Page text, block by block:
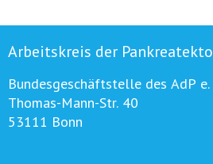
Arbeitskreis der
Bundesgeschäftstelle des AdP e.
Thomas-Mann-Str. 40
53111 Bonn